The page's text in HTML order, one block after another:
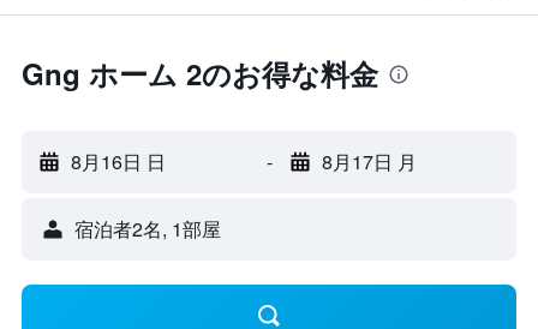
Gng ホーム 2のお得な料金
8月16日 日 - 8月17日 月
宿泊者2名, 1​部屋